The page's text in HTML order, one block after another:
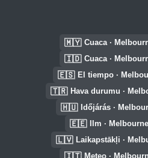
🇲🇾 Cuaca ·
🇮🇩 Cuaca ·
🇪🇸 El tiempo ·
🇹🇷 Hava durumu ·
🇭🇺 Időjárás ·
🇪🇪 Ilm ·
🇱🇻 Laikapstākļi ·
🇮🇹 Meteo ·